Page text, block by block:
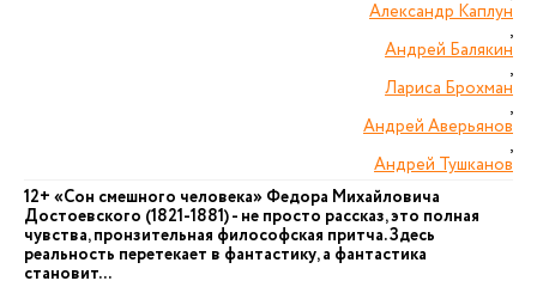
Александр Каплун
,
Андрей Балякин
,
Лариса Брохман
,
Андрей Аверьянов
,
Андрей Тушканов
12+ «Сон смешного человека» Федора Михайловича
Достоевского (1821-1881) - не просто рассказ, это полная
чувства, пронзительная философская притча. Здесь
реальность перетекает в фантастику, а фантастика
становит...